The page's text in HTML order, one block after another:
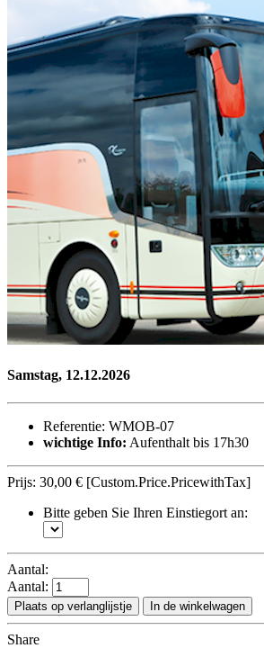
Samstag, 12.12.2026
Referentie: WMOB-07
wichtige Info: Aufenthalt bis 17h30
Prijs: 30,00 € [Custom.Price.PricewithTax]
Bitte geben Sie Ihren Einstiegort an:
Aantal:
Aantal:
Plaats op verlanglijstje In de winkelwagen
Share